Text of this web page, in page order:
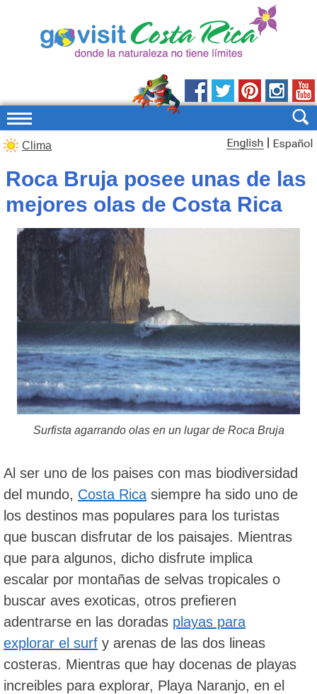
Clima
Roca Bruja posee unas de las
mejores olas de Costa Rica
Surfista agarrando olas en un lugar de Roca Bruja
Al ser uno de los paises con mas biodiversidad
del mundo, Costa Rica siempre ha sido uno de
los destinos mas populares para los turistas
que buscan disfrutar de los paisajes. Mientras
que para algunos, dicho disfrute implica
escalar por montañas de selvas tropicales o
buscar aves exoticas, otros prefieren
adentrarse en las doradas playas para
explorar el surf y arenas de las dos lineas
costeras. Mientras que hay docenas de playas
increibles para explorar, Playa Naranjo, en el